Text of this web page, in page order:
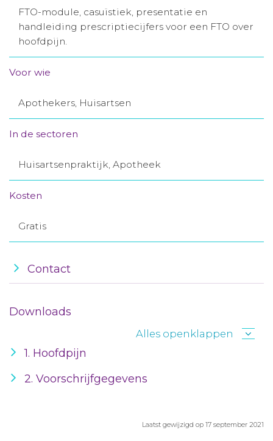
Actueel
Contact
Winkelwagentje
Toegang leeromgeving
FTO-module, casuïstiek, presentatie en
handleiding prescriptiecijfers voor een FTO over
hoofdpijn.
Voor wie
Apothekers, Huisartsen
In de sectoren
Huisartsenpraktijk, Apotheek
Kosten
Gratis
Contact
Downloads
Alles openklappen
1. Hoofdpijn
2. Voorschrijfgegevens
Laatst gewijzigd op 17 september 2021